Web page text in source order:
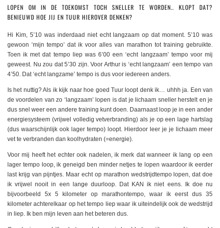
LOPEN OM IN DE TOEKOMST TOCH SNELLER TE WORDEN.. KLOPT DAT?
BENIEUWD HOE JIJ EN TUUR HIEROVER DENKEN?
Hi Kim, 5’10 was inderdaad niet echt langzaam op dat moment. 5’10 was
gewoon ‘mijn tempo’ dat ik voor alles van marathon tot training gebruikte.
Toen ik met dat tempo liep was 6’00 een ‘echt langzaam’ tempo voor mij
geweest. Nu zou dat 5’30 zijn. Voor Arthur is ‘echt langzaam’ een tempo van
4’50. Dat ‘echt langzame’ tempo is dus voor iedereen anders.
Is het nuttig? Als ik kijk naar hoe goed Tuur loopt denk ik… uhhh ja. Een van
de voordelen van zo ‘langzaam’ lopen is dat je lichaam sneller herstelt en je
dus snel weer een andere training kunt doen. Daarnaast loop je in een ander
energiesysteem (vrijwel volledig vetverbranding) als je op een lage hartslag
(dus waarschijnlijk ook lager tempo) loopt. Hierdoor leer je je lichaam meer
vet te verbranden dan koolhydraten (=energie).
Voor mij heeft het echter ook nadelen, ik merk dat wanneer ik lang op een
lager tempo loop, ik geneigd ben minder netjes te lopen waardoor ik eerder
last krijg van pijntjes. Maar echt op marathon wedstrijdtempo lopen, dat doe
ik vrijwel nooit in een lange duurloop. Dat KAN ik niet eens. Ik doe nu
bijvoorbeeld 5x 5 kilometer op marathontempo, waar ik eerst dus 35
kilometer achterelkaar op het tempo liep waar ik uiteindelijk ook de wedstrijd
in liep. Ik ben mijn leven aan het beteren dus.